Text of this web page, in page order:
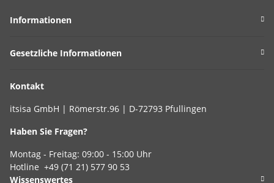
Informationen
Gesetzliche Informationen
Kontakt
itsisa GmbH | Römerstr.96 | D-72793 Pfullingen
Haben Sie Fragen?
Montag - Freitag: 09:00 - 15:00 Uhr
Hotline +49 (71 21) 577 90 53
Wissenswertes